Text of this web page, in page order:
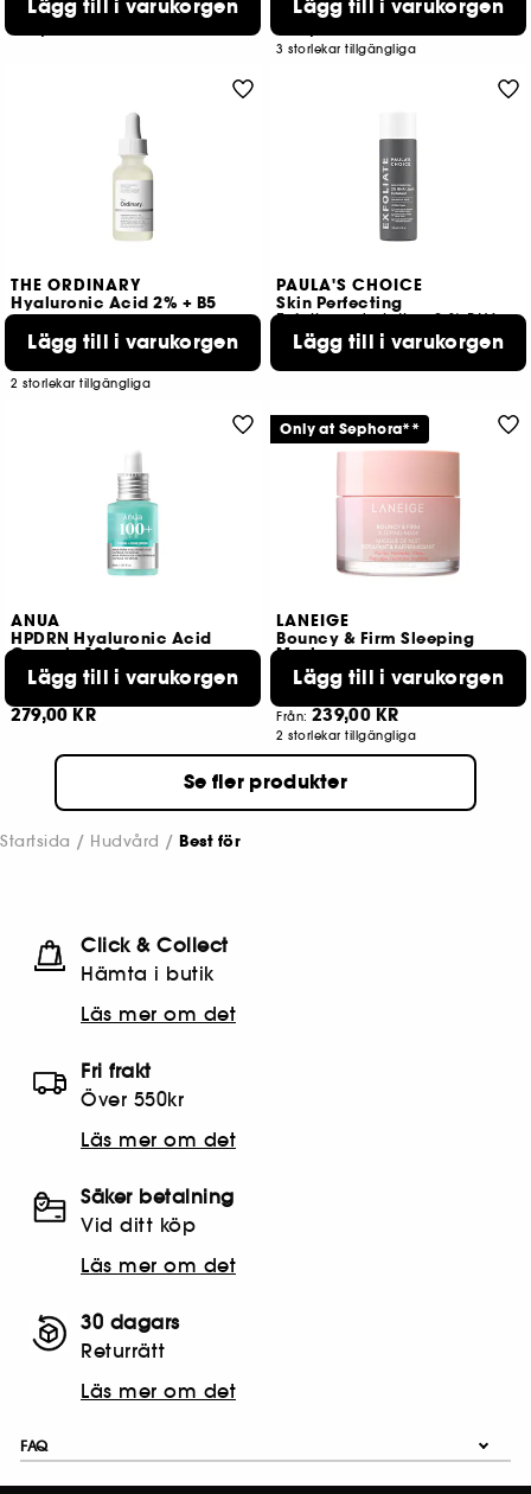
279
219,00 KR
Lägg till i varukorgen 4626
259,00 KR
3 storlekar tillgängliga
Lägg till i varukorgen
THE ORDINARY
Hyaluronic Acid 2% + B5
1573
2 storlekar tillgängliga
Lägg till i varukorgen
PAULA'S CHOICE
Skin Perfecting
Exfolierande lotion 2 % BHA
429,00 KR
Lägg till i varukorgen
ANUA
HPDRN Hyaluronic Acid
Capsule 100 Serum
Återfuktande serum med hyaluronsyra
279,00 KR
Lägg till i varukorgen
LANEIGE
Bouncy & Firm Sleeping
Mask
Night Mask
Från: 239,00 KR
2 storlekar tillgängliga
Lägg till i varukorgen
Only at Sephora**
Se fler produkter
Startsida Hudvård Best för
Click & Collect
Hämta i butik​
Läs mer om det
Fri frakt
Över 550kr
Läs mer om det
Säker betalning
Vid ditt köp
Läs mer om det
30 dagars
Returrätt
Läs mer om det
FAQ